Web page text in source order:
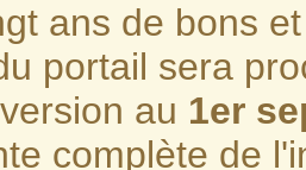
ans de bons
portail sera
au 1er
complète de